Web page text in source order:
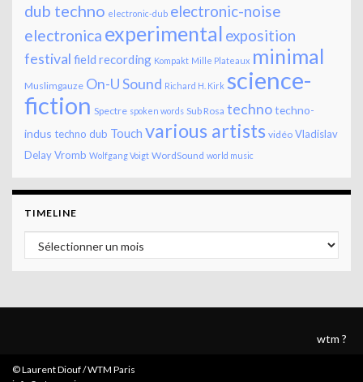
dub techno electronic-dub electronic-noise
electronica experimental exposition
festival field recording Kompakt Mille Plateaux minimal
Muslimgauze On-U Sound Richard H. Kirk science-
fiction Spectre spoken words Sub Rosa technotechno-
indus techno dub Touch various artists vidéo Vladislav
DelayVromb Wolfgang Voigt WordSound world music
TIMELINE
Timeline
wtm ?
© Laurent Diouf / WTM Paris